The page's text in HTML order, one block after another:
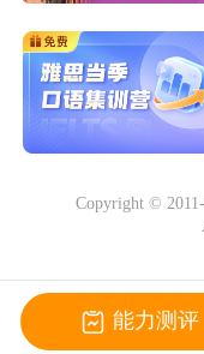
Copyright ©
能力测评